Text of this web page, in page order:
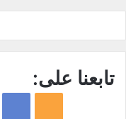
تابعنا على: